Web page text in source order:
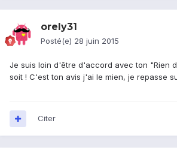
orely31
Posté(e) 28 juin 2015
Je suis loin d'être d'accord avec ton "Rien
soit ! C'est ton avis j'ai le mien, je repasse
Citer